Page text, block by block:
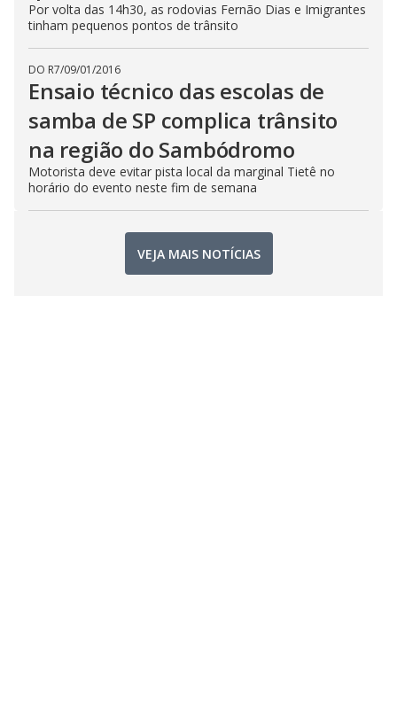
Por volta das 14h30, as rodovias Fernão Dias e Imigrantes
tinham pequenos pontos de trânsito
DO R7/09/01/2016
Ensaio técnico das escolas de
samba de SP complica trânsito
na região do Sambódromo
Motorista deve evitar pista local da marginal Tietê no
horário do evento neste fim de semana
VEJA MAIS NOTÍCIAS